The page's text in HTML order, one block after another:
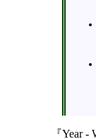
Year -